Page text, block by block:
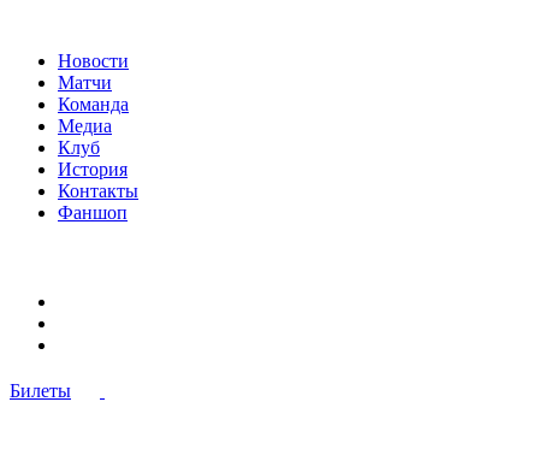
Новости
Матчи
Команда
Медиа
Клуб
История
Контакты
Фаншоп
Билеты